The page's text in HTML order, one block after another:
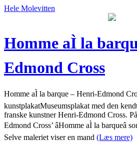
Hele Molevitten
Homme aÌ la
Edmond Cross
Homme aÌ la barque – Henri-Edmond
kunstplakatMuseumsplakat med den
franske kunstner Henri-Edmond Cross.
Edmond Cross’ âHomme aÌ la barqueâ
Selve maleriet viser en mand (Læs mere)